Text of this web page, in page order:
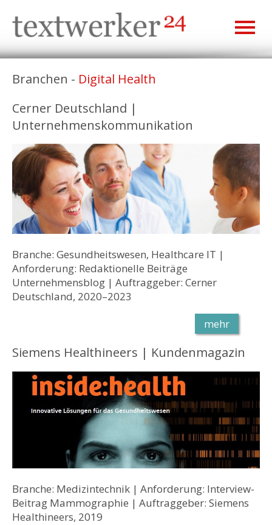
Branchen - Digital Health
Cerner Deutschland |
Unternehmenskommunikation
Branche: Gesundheitswesen, Healthcare IT |
Anforderung: Redaktionelle Beiträge
Unternehmensblog | Auftraggeber: Cerner
Deutschland, 2020–2023
mehr
Siemens Healthineers | Kundenmagazin
Branche: Medizintechnik | Anforderung: Interview-
Beitrag Mammographie | Auftraggeber: Siemens
Healthineers, 2019